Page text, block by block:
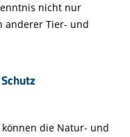
nicht nur
anderer Tier- und
die Natur- und